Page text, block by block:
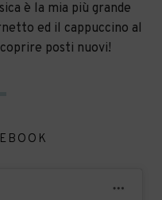
è la mia più grande
ed il cappuccino al
posti nuovi!